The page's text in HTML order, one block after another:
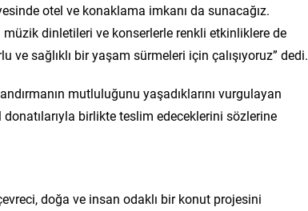
otel ve konaklama imkanı da sunacağız.
dinletileri ve konserlerle renkli etkinliklere de
sağlıklı bir yaşam sürmeleri için çalışıyoruz” dedi.
mutluluğunu yaşadıklarını vurgulayan
birlikte teslim edeceklerini sözlerine
doğa ve insan odaklı bir konut projesini